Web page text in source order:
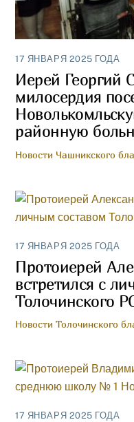
17 ЯНВАРЯ 2025 ГОДА
Иерей Георгий
милосердия
районную
Новости Чашникского
17 ЯНВАРЯ 2025 ГОДА
Протоиерей
встретился с
Толочинского
Новости Толочинского
17 ЯНВАРЯ 2025 ГОДА